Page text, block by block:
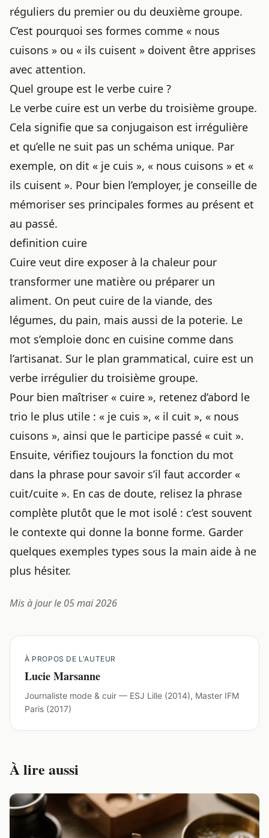
réguliers du premier ou du deuxième groupe.
C’est pourquoi ses formes comme « nous
cuisons » ou « ils cuisent » doivent être apprises
avec attention.
Quel groupe est le verbe cuire ?
Le verbe cuire est un verbe du troisième groupe.
Cela signifie que sa conjugaison est irrégulière
et qu’elle ne suit pas un schéma unique. Par
exemple, on dit « je cuis », « nous cuisons » et «
ils cuisent ». Pour bien l’employer, je conseille de
mémoriser ses principales formes au présent et
au passé.
definition cuire
Cuire veut dire exposer à la chaleur pour
transformer une matière ou préparer un
aliment. On peut cuire de la viande, des
légumes, du pain, mais aussi de la poterie. Le
mot s’emploie donc en cuisine comme dans
l’artisanat. Sur le plan grammatical, cuire est un
verbe irrégulier du troisième groupe.
Pour bien maîtriser « cuire », retenez d’abord le
trio le plus utile : « je cuis », « il cuit », « nous
cuisons », ainsi que le participe passé « cuit ».
Ensuite, vérifiez toujours la fonction du mot
dans la phrase pour savoir s’il faut accorder «
cuit/cuite ». En cas de doute, relisez la phrase
complète plutôt que le mot isolé : c’est souvent
le contexte qui donne la bonne forme. Garder
quelques exemples types sous la main aide à ne
plus hésiter.
Mis à jour le 05 mai 2026
À PROPOS DE L'AUTEUR
Lucie Marsanne
Journaliste mode & cuir — ESJ Lille (2014), Master IFM
Paris (2017)
À lire aussi